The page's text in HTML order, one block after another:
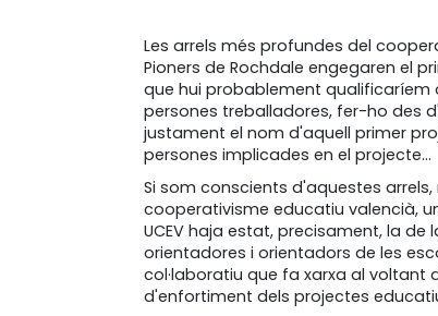
Les arrels més profundes del
Pioners de Rochdale engegaren el
que hui probablement qualificaríem
persones treballadores, fer-ho des
justament el nom d'aquell primer
persones implicades en el projecte...
Si som conscients d'aquestes
cooperativisme educatiu valencià,
UCEV haja estat, precisament, la de
orientadores i orientadors de les
col·laboratiu que fa xarxa al voltant
d'enfortiment dels projectes